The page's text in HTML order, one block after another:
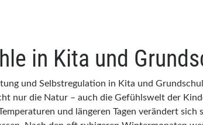
in Kita und
und Selbstregulation in Kita und
nur die Natur – auch die Gefühlswelt der
und längeren Tagen verändert sich